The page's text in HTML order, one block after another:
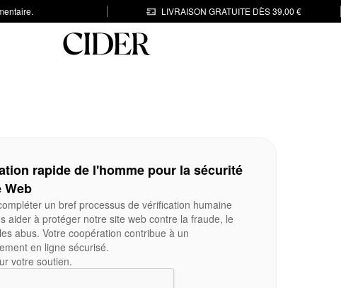
LIVRAISON GRATUITE DÈS 39,00 €
rapide de l'homme pour la sécurité
Web
un bref processus de vérification humaine
aider à protéger notre site web contre la fraude, le
abus. Votre coopération contribue à un
en ligne sécurisé.
votre soutien.